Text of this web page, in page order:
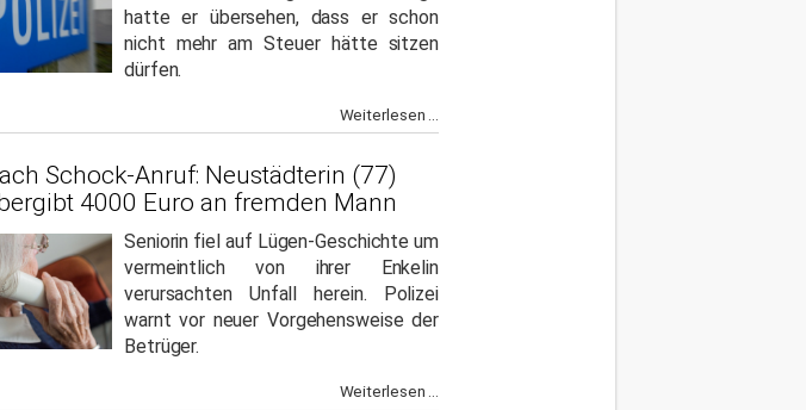
hatte er übersehen, dass er schon
nicht mehr am Steuer hätte sitzen
dürfen.
Weiterlesen ...
Schock-Anruf: Neustädterin (77)
4000 Euro an fremden Mann
Seniorin fiel auf Lügen-Geschichte um
vermeintlich von ihrer Enkelin
verursachten Unfall herein. Polizei
warnt vor neuer Vorgehensweise der
Betrüger.
Weiterlesen ...